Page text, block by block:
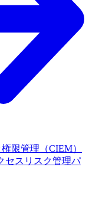
限管理（CIEM）
セスリスク管理パ